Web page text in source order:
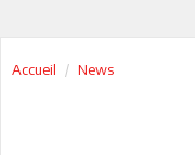
Accueil News